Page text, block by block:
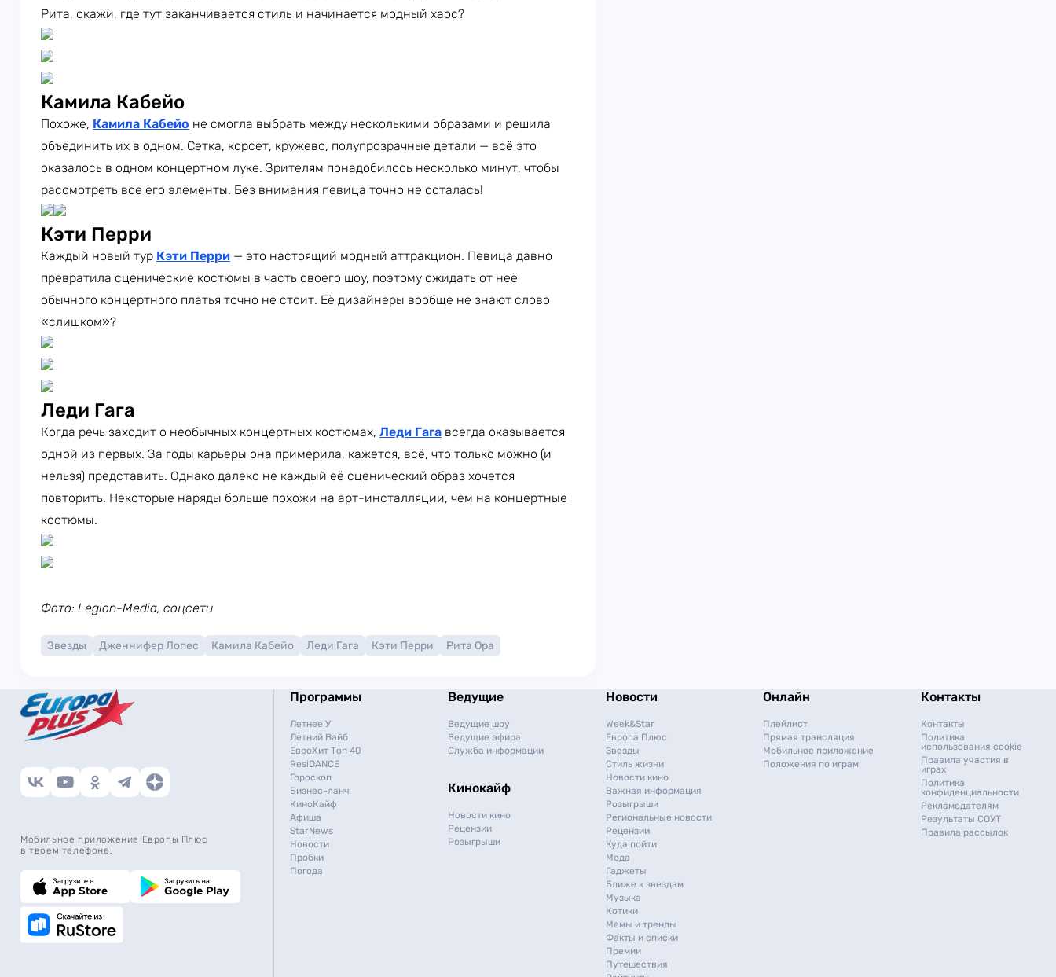
Рита, скажи, где тут заканчивается стиль и начинается модный хаос?
Камила Кабейо
Похоже, Камила Кабейо не смогла выбрать между несколькими образами и решила
объединить их в одном. Сетка, корсет, кружево, полупрозрачные детали — всё это
оказалось в одном концертном луке. Зрителям понадобилось несколько минут, чтобы
рассмотреть все его элементы. Без внимания певица точно не осталась!
Кэти Перри
Каждый новый тур Кэти Перри — это настоящий модный аттракцион. Певица давно
превратила сценические костюмы в часть своего шоу, поэтому ожидать от неё
обычного концертного платья точно не стоит. Её дизайнеры вообще не знают слово
«слишком»?
Леди Гага
Когда речь заходит о необычных концертных костюмах, Леди Гага всегда оказывается
одной из первых. За годы карьеры она примерила, кажется, всё, что только можно (и
нельзя) представить. Однако далеко не каждый её сценический образ хочется
повторить. Некоторые наряды больше похожи на арт-инсталляции, чем на концертные
костюмы.
Фото: Legion-Media, соцсети
Звезды Дженнифер Лопес Камила Кабейо Леди Гага Кэти Перри Рита Ора
Мобильное приложение Европы Плюс
в твоем телефоне.
Программы
Летнее У
Летний Вайб
ЕвроХит Топ 40
ResiDANCE
Гороскоп
Бизнес-ланч
КиноКайф
Афиша
StarNews
Новости
Пробки
Погода
Ведущие
Ведущие шоу
Ведущие эфира
Служба информации
Кинокайф
Новости кино
Рецензии
Розыгрыши
Новости
Week&Star
Европа Плюс
Звезды
Стиль жизни
Новости кино
Важная информация
Розыгрыши
Региональные новости
Рецензии
Куда пойти
Мода
Гаджеты
Ближе к звездам
Музыка
Котики
Мемы и тренды
Факты и списки
Премии
Путешествия
Онлайн
Плейлист
Прямая трансляция
Мобильное приложение
Положения по играм
Контакты
Контакты
Политика
использования cookie
Правила участия в
играх
Политика
конфиденциальности
Рекламодателям
Результаты СОУТ
Правила рассылок